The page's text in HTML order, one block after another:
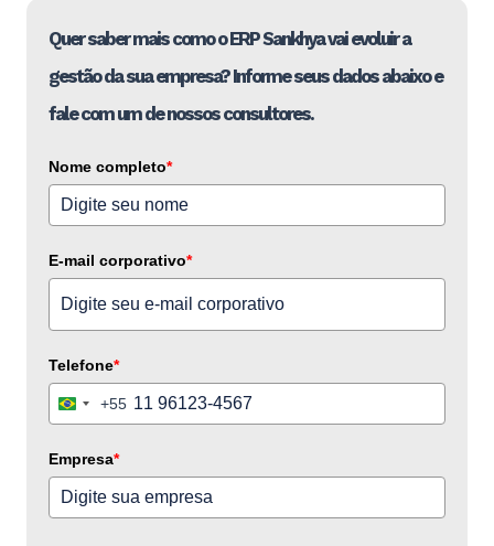
Quer saber mais como o ERP Sankhya vai evoluir a
gestão da sua empresa? Informe seus dados abaixo e
fale com um de nossos consultores.
Nome completo*
E-mail corporativo*
Telefone*
Brazil+55
Empresa*